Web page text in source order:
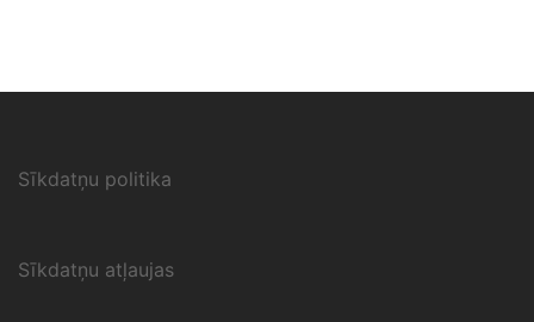
Sīkdatņu politika
Sīkdatņu atļaujas